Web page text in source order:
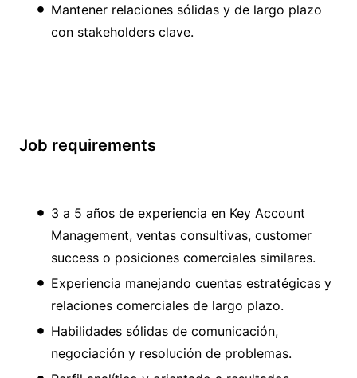
Mantener relaciones sólidas y de largo plazo
con stakeholders clave.
Job requirements
3 a 5 años de experiencia en Key Account
Management, ventas consultivas, customer
success o posiciones comerciales similares.
Experiencia manejando cuentas estratégicas y
relaciones comerciales de largo plazo.
Habilidades sólidas de comunicación,
negociación y resolución de problemas.